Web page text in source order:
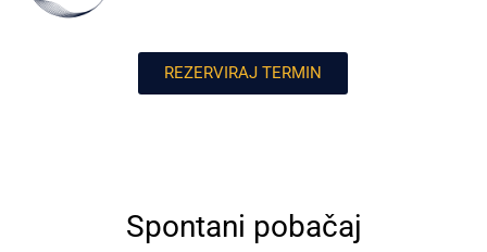
REZERVIRAJ TERMIN
Spontani pobačaj